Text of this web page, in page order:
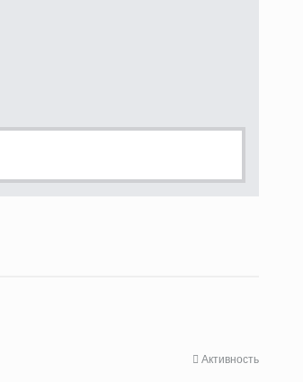
Активность